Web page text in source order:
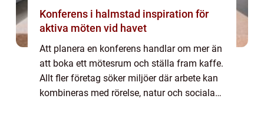
Konferens i halmstad inspiration för
aktiva möten vid havet
Att planera en konferens handlar om mer än
att boka ett mötesrum och ställa fram kaffe.
Allt fler företag söker miljöer där arbete kan
kombineras med rörelse, natur och sociala